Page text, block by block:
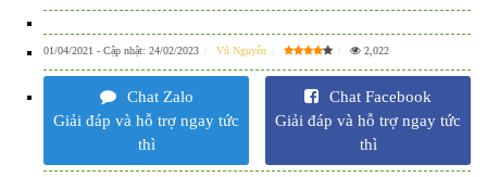
01/04/2021 - Cập nhật: 24/02/2023 Vũ Nguyễn 2,022
Chat Zalo
Giải đáp và hỗ trợ ngay tức
thì
Chat Facebook
Giải đáp và hỗ trợ ngay tức
thì